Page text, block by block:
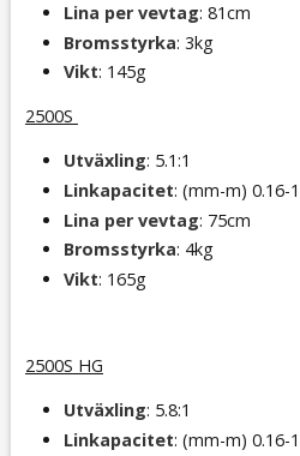
Lina per vevtag: 81cm
Bromsstyrka: 3kg
Vikt: 145g
2500S
Utväxling: 5.1:1
Linkapacitet: (mm-m) 0.16-
Lina per vevtag: 75cm
Bromsstyrka: 4kg
Vikt: 165g
2500S HG
Utväxling: 5.8:1
Linkapacitet: (mm-m) 0.16-